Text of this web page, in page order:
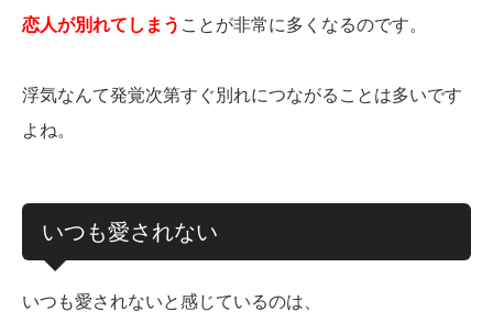
恋人が別れてしまう ことが非常に多くなるのです。
浮気なんて発覚次第すぐ別れにつながることは多いです
よね。
いつも愛されない
いつも愛されないと感じているのは、